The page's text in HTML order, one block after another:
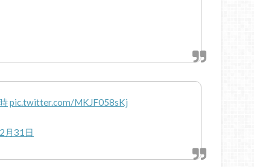
pic.twitter.com/MKJF058sKj
月31日